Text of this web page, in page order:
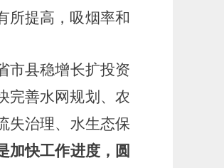
所提高，吸烟率和
市县稳增长扩投资
完善水网规划 、农
失治理、水生态保
加快工作进度，圆